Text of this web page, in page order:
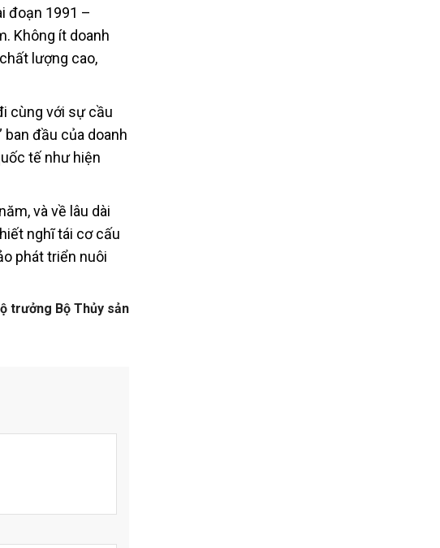
đoạn 1991 –
Không ít doanh
lượng cao,
cùng với sự cầu
đầu của doanh
tế như hiện
và về lâu dài
nghĩ tái cơ cấu
phát triển nuôi
trưởng Bộ Thủy sản